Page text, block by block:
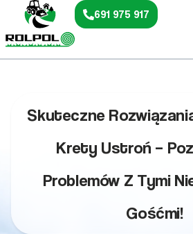
691 975 917
Skuteczne
Krety Ustroń –
Problemów Z Tymi
Gośćmi!